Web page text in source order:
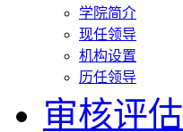
学院简介
现任领导
机构设置
历任领导
审核评估